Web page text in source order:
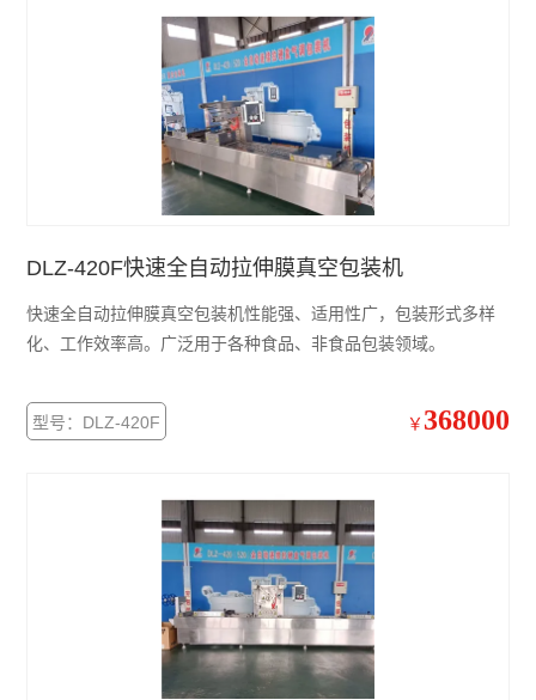
DLZ-420F快速全自动拉伸膜真空包装机
快速全自动拉伸膜真空包装机性能强、适用性广，包装形式多样
化、工作效率高。广泛用于各种食品、非食品包装领域。
型号：DLZ-420F ￥ 368000